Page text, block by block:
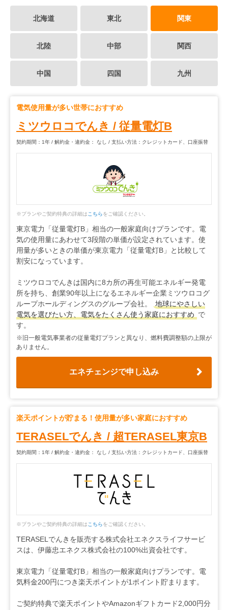
北海道 東北 関東
北陸 中部 関西
中国 四国 九州
電気使用量が多い世帯におすすめ
ミツウロコでんき / 従量電灯B
契約期間：1年 / 解約金・違約金： なし / 支払い方法：クレジットカード、口座振替
※プランやご契約特典の詳細はこちらをご確認ください。
東京電力「従量電灯B」相当の一般家庭向けプランです。電
気の使用量にあわせて3段階の単価が設定されています。使
用量が多いときの単価が東京電力「従量電灯B」と比較して
割安になっています。
ミツウロコでんきは国内に8カ所の再生可能エネルギー発電
所を持ち、創業90年以上になるエネルギー企業ミツウロコグ
ループホールディングスのグループ会社。
地球にやさしい
電気を選びたい方、電気をたくさん使う家庭におすすめ で
す。
※旧一般電気事業者の従量電灯プランと異なり、燃料費調整額の上限が
ありません。
エネチェンジで申し込み
楽天ポイントが貯まる！使用量が多い家庭におすすめ
TERASELでんき / 超TERASEL東京B
契約期間：1年 / 解約金・違約金： なし / 支払い方法：クレジットカード、口座振替
※プランやご契約特典の詳細はこちらをご確認ください。
TERASELでんきを販売する株式会社エネクスライフサービ
スは、伊藤忠エネクス株式会社の100%出資会社です。
東京電力「従量電灯B」相当の一般家庭向けプランです。電
気料金200円につき楽天ポイントが1ポイント貯まります。
ご契約特典で楽天ポイントやAmazonギフトカード2,000円分